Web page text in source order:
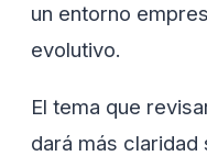
un entorno
evolutivo.
El tema que
dará más claridad